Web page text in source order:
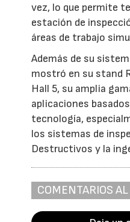
vez, lo que permite
estación de
áreas de trabajo
Además de su
mostró en su stand
Hall 5, su amplia
aplicaciones
tecnología,
los sistemas de
Destructivos y la
COMENTARIOS